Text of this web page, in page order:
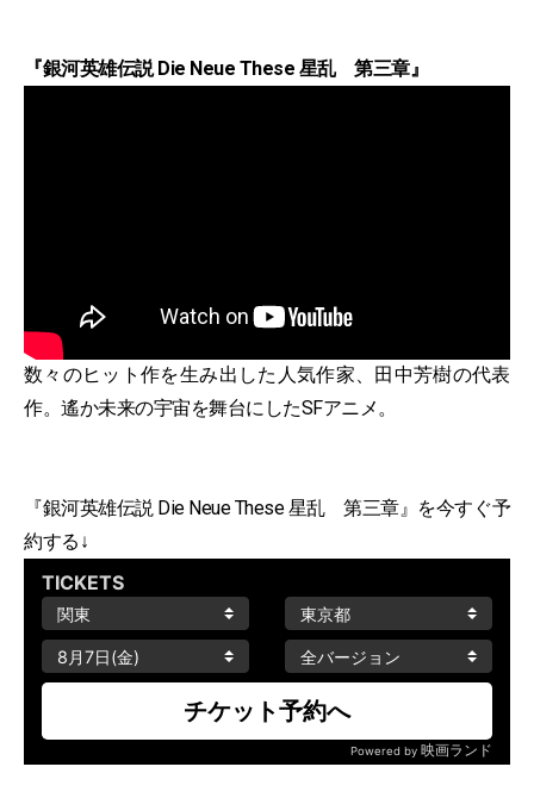
『銀河英雄伝説 Die Neue These 星乱 第三章』
数々のヒット作を生み出した人気作家、田中芳樹の代表
作。遙か未来の宇宙を舞台にしたSFアニメ。
『銀河英雄伝説 Die Neue These 星乱 第三章』を今すぐ予
約する↓